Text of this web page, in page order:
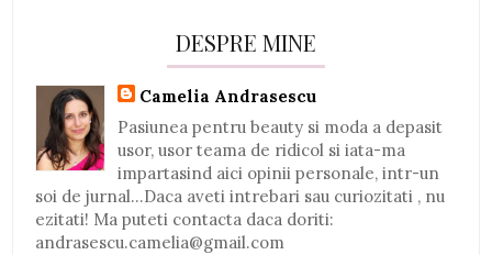
DESPRE MINE
Camelia Andrasescu
Pasiunea pentru beauty si moda a depasit
usor, usor teama de ridicol si iata-ma
impartasind aici opinii personale, intr-un
soi de jurnal...Daca aveti intrebari sau curiozitati , nu
ezitati! Ma puteti contacta daca doriti:
andrasescu.camelia@gmail.com